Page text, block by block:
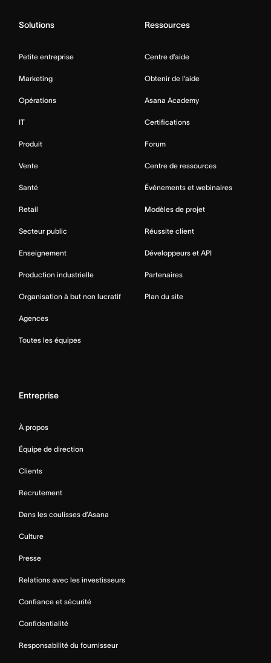
Solutions
Petite entreprise
Marketing
Opérations
IT
Produit
Vente
Santé
Retail
Secteur public
Enseignement
Production industrielle
Organisation à but non lucratif
Agences
Toutes les équipes
Ressources
Centre d’aide
Obtenir de l’aide
Asana Academy
Certifications
Forum
Centre de ressources
Événements et webinaires
Modèles de projet
Réussite client
Développeurs et API
Partenaires
Plan du site
Entreprise
À propos
Équipe de direction
Clients
Recrutement
Dans les coulisses d’Asana
Culture
Presse
Relations avec les investisseurs
Confiance et sécurité
Confidentialité
Responsabilité du fournisseur